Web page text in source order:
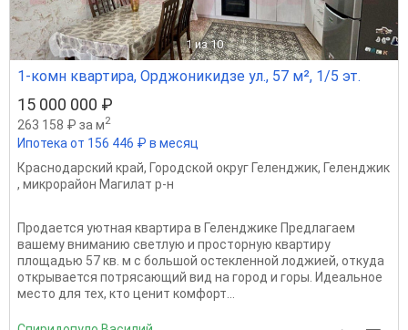
1 из 10
1-комн квартира, Орджоникидзе ул., 57 м², 1/5 эт.
15 000 000 ₽
263 158 ₽ за м2
Ипотека от 156 446 ₽ в месяц
Краснодарский край, Городской округ Геленджик, Геленджик
, микрорайон Магилат р-н
Продается уютная квартира в Геленджике Предлагаем
вашему вниманию светлую и просторную квартиру
площадью 57 кв. м с большой остекленной лоджией, откуда
открывается потрясающий вид на город и горы. Идеальное
место для тех, кто ценит комфорт...